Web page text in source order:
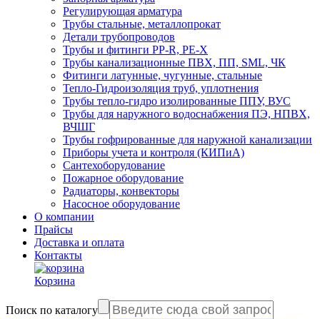
Регулирующая арматура
Трубы стальные, металлопрокат
Детали трубопроводов
Трубы и фитинги PP-R, PE-X
Трубы канализационные ПВХ, ПП, SML, ЧК
Фитинги латунные, чугунные, стальные
Тепло-Гидроизоляция труб, уплотнения
Трубы тепло-гидро изолированные ППУ, ВУС
Трубы для наружного водоснабжения ПЭ, НПВХ,
ВЧШГ
Трубы гофрированные для наружной канализации
Приборы учета и контроля (КИПиА)
Сантехоборудование
Пожарное оборудование
Радиаторы, конвекторы
Насосное оборудование
О компании
Прайсы
Доставка и оплата
Контакты
Корзина
Поиск по каталогу